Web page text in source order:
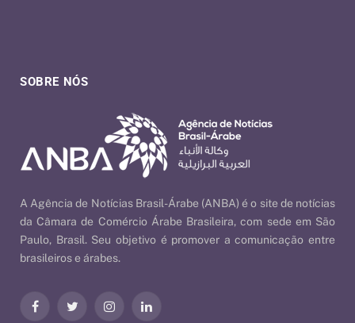
SOBRE NÓS
A Agência de Notícias Brasil-Árabe (ANBA) é o site de notícias
da Câmara de Comércio Árabe Brasileira, com sede em São
Paulo, Brasil. Seu objetivo é promover a comunicação entre
brasileiros e árabes.
FacebookTwitter InstagramLinkedIn